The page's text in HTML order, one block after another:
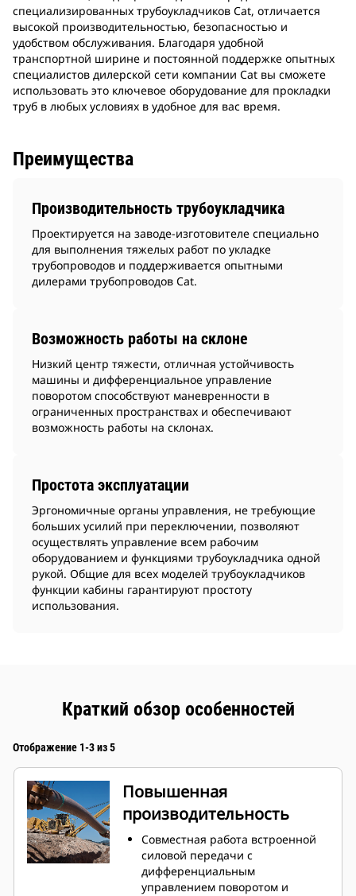
специализированных трубоукладчиков Cat, отличается
высокой производительностью, безопасностью и
удобством обслуживания. Благодаря удобной
транспортной ширине и постоянной поддержке опытных
специалистов дилерской сети компании Cat вы сможете
использовать это ключевое оборудование для прокладки
труб в любых условиях в удобное для вас время.
Преимущества
Производительность трубоукладчика
Проектируется на заводе-изготовителе специально
для выполнения тяжелых работ по укладке
трубопроводов и поддерживается опытными
дилерами трубопроводов Cat.
Возможность работы на склоне
Низкий центр тяжести, отличная устойчивость
машины и дифференциальное управление
поворотом способствуют маневренности в
ограниченных пространствах и обеспечивают
возможность работы на склонах.
Простота эксплуатации
Эргономичные органы управления, не требующие
больших усилий при переключении, позволяют
осуществлять управление всем рабочим
оборудованием и функциями трубоукладчика одной
рукой. Общие для всех моделей трубоукладчиков
функции кабины гарантируют простоту
использования.
Краткий обзор особенностей
Отображение 1-3 из 5
Повышенная
производительность
Совместная работа встроенной
силовой передачи с
дифференциальным
управлением поворотом и